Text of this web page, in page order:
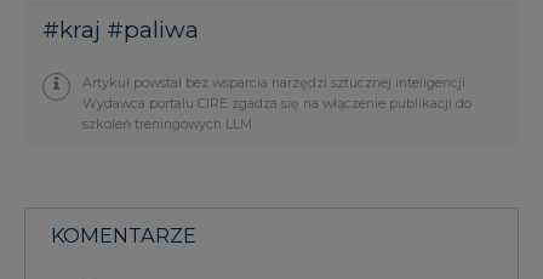
#kraj #paliwa
Artykuł powstał bez wsparcia narzędzi sztucznej inteligencji.
Wydawca portalu CIRE zgadza się na włączenie publikacji do
szkoleń treningowych LLM.
KOMENTARZE